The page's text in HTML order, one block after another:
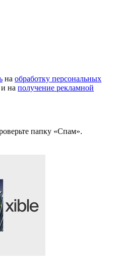
на обработку персональных
и на получение рекламной
папку «Спам».